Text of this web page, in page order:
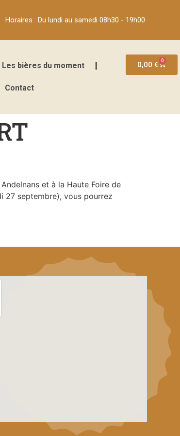
Horaires : Du lundi au samedi 08h30 - 19h00
Les bières du moment
Contact
0,00 € 0
et à la Haute Foire de
27 septembre), vous pourrez